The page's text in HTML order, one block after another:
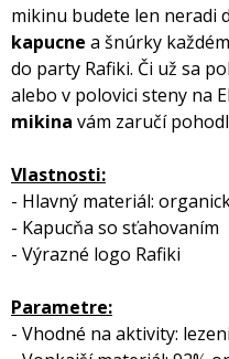
mikinu budete len neradi
kapucne a šnúrky
do party Rafiki. Či už sa
alebo v polovici steny na
mikina vám zaručí
Vlastnosti:
- Hlavný materiál:
- Kapucňa so sťahovaním
- Výrazné logo Rafiki
Parametre:
- Vhodné na aktivity: